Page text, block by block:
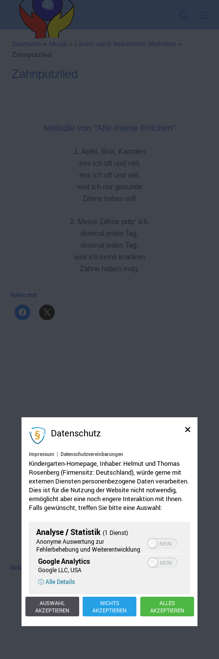
springen
Kindergarten-
Startseite » Musik » Lieder nach bekannten Melodien »
Zahnputzlied
Zahnputzlied
Melodie von "Alle meine Entchen"
1. Apfel, Brot, Karotten
ess ich oft und viel,
ess ich oft und viel,
weil ich nur gesunde
Zähne haben will.
2. Meine Zähne putz‘ ich,
dreimal jeden Tag,
dreimal jeden Tag,
weil ich keine kranken
Zähne haben mag.
Teilen mit:
Gefällt mir:
Datenschutz
Impressum | Datenschutzvereinbarungen
Kindergarten-Homepage, Inhaber: Helmut und Thomas
Rosenberg (Firmensitz: Deutschland), würde gerne mit
externen Diensten personenbezogene Daten verarbeiten.
Dies ist für die Nutzung der Website nicht notwendig,
ermöglicht aber eine noch engere Interaktion mit Ihnen.
Falls gewünscht, treffen Sie bitte eine Auswahl:
Analyse / Statistik (1 Dienst)
Anonyme Auswertung zur
Fehlerbehebung und Weiterentwicklung
Google Analytics
Google LLC, USA
ⓘ Alle Details
AUSWAHL
AKZEPTIEREN
NICHTS
AKZEPTIEREN
ALLES
AKZEPTIEREN